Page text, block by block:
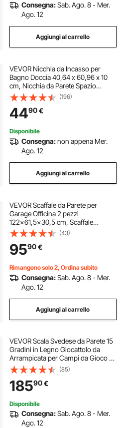
Consegna:Sab. Ago. 8 - Mer.
Ago. 12
Aggiungi al carrello
VEVOR Nicchia da Incasso per
Bagno Doccia 40,64 x 60,96 x 10
cm, Nicchia da Parete Spazio
Doppio in Plastica XPS
Impermeabile, Nicchia da Incasso a
Parete per Sapone da Bagno con
Mensola Colore Nero
(196)
4490€
Disponibile
Consegna:non appena Mer.
Ago. 12
Aggiungi al carrello
VEVOR Scaffale da Parete per
Garage Officina 2 pezzi
122x61,5x30,5 cm, Scaffale
Portaoggetti da Muro per Officina
Lavanderia con Ganci Carico
Singolo 118 kg, Griglia Portaoggetti
da Parete, Nero
(43)
9590€
Rimangono solo 2, Ordina subito
Consegna:Sab. Ago. 8 - Mer.
Ago. 12
Aggiungi al carrello
VEVOR Scala Svedese da Parete 15
Gradini in Legno Giocattolo da
Arrampicata per Campi da Gioco al
Coperto, Portata 100 kg, Scala
Svedese da Parete, Spalliera Parete
da Palestra in Legno di Pino
(85)
18590€
Disponibile
Consegna:Sab. Ago. 8 - Mer.
Ago. 12